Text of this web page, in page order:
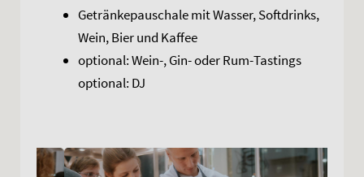
Getränkepauschale mit Wasser, Softdrinks,
Wein, Bier und Kaffee
optional: Wein-, Gin- oder Rum-Tastings
optional: DJ